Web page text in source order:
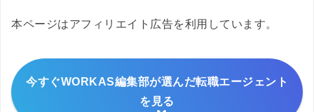
本ページはアフィリエイト広告を利用しています。
今すぐWORKAS編集部が選んだ転職エージェント
を見る